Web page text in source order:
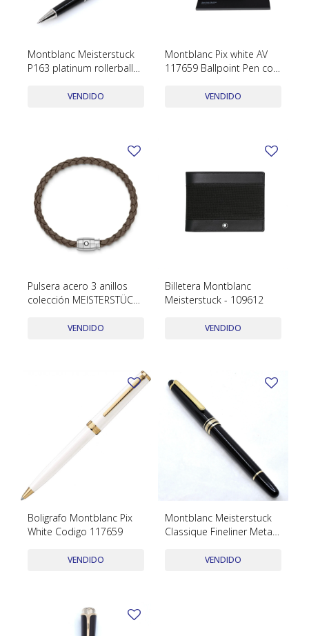
Montblanc Meisterstuck
P163 platinum rollerball
y papelesVENDIDO
Montblanc Pix white AV
117659 Ballpoint Pen con
VENDIDO
Pulsera acero 3 anillos
colección MEISTERSTÜCK
VENDIDO
Billetera Montblanc
Meisterstuck - 109612
VENDIDO
Boligrafo Montblanc Pix
White Codigo 117659
VENDIDO
Montblanc Meisterstuck
Classique Fineliner Metal
VENDIDO
Llaveros
Caravanas perlas
Pendientes y medallas
Pulseras
CARTIER
MOVADO
OMEGA
OTRAS MARCAS RELOJES
TAG HEUER